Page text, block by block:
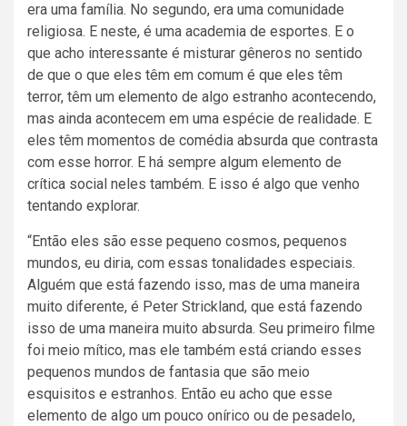
era uma família. No segundo, era uma comunidade
religiosa. E neste, é uma academia de esportes. E o
que acho interessante é misturar gêneros no sentido
de que o que eles têm em comum é que eles têm
terror, têm um elemento de algo estranho acontecendo,
mas ainda acontecem em uma espécie de realidade. E
eles têm momentos de comédia absurda que contrasta
com esse horror. E há sempre algum elemento de
crítica social neles também. E isso é algo que venho
tentando explorar.
“Então eles são esse pequeno cosmos, pequenos
mundos, eu diria, com essas tonalidades especiais.
Alguém que está fazendo isso, mas de uma maneira
muito diferente, é Peter Strickland, que está fazendo
isso de uma maneira muito absurda. Seu primeiro filme
foi meio mítico, mas ele também está criando esses
pequenos mundos de fantasia que são meio
esquisitos e estranhos. Então eu acho que esse
elemento de algo um pouco onírico ou de pesadelo,